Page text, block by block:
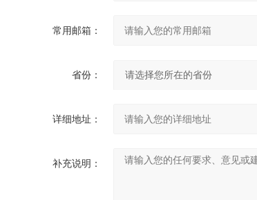
常用邮箱：
省份：
详细地址：
补充说明：